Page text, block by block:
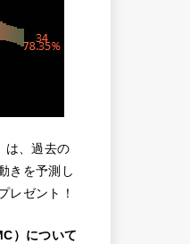
は、過去の
きを予測し
レゼント！
）について